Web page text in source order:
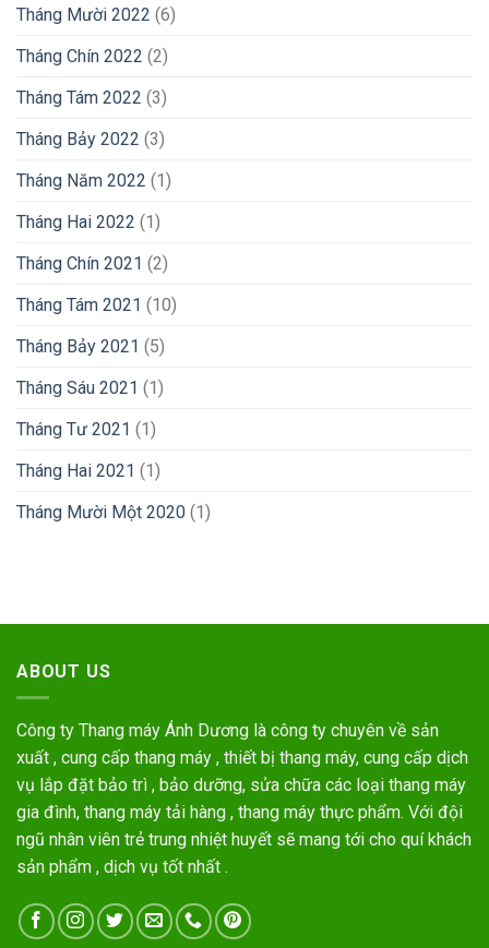
Tháng Mười 2022 (6)
Tháng Chín 2022 (2)
Tháng Tám 2022 (3)
Tháng Bảy 2022 (3)
Tháng Năm 2022 (1)
Tháng Hai 2022 (1)
Tháng Chín 2021 (2)
Tháng Tám 2021 (10)
Tháng Bảy 2021 (5)
Tháng Sáu 2021 (1)
Tháng Tư 2021 (1)
Tháng Hai 2021 (1)
Tháng Mười Một 2020 (1)
ABOUT US
Công ty Thang máy Ánh Dương là công ty chuyên về sản
xuất , cung cấp thang máy , thiết bị thang máy, cung cấp dịch
vụ lắp đặt bảo trì , bảo dưỡng, sửa chữa các loại thang máy
gia đình, thang máy tải hàng , thang máy thực phẩm. Với đội
ngũ nhân viên trẻ trung nhiệt huyết sẽ mang tới cho quí khách
sản phẩm , dịch vụ tốt nhất .